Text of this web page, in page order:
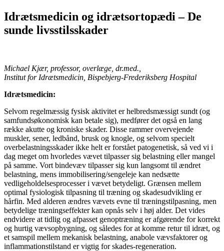
Idrætsmedicin og idrætsortopædi – De
sunde livsstilsskader
Michael Kjær, professor, overlæge, dr.med.,
Institut for Idrætsmedicin, Bispebjerg-Frederiksberg Hospital
Idrætsmedicin:
Selvom regelmæssig fysisk aktivitet er helbredsmæssigt sundt (og
samfundsøkonomisk kan betale sig), medfører det også en lang
række akutte og kroniske skader. Disse rammer overvejende
muskler, sener, ledbånd, brusk og knogle, og selvom specielt
overbelastningsskader ikke helt er forstået patogenetisk, så ved vi i
dag meget om hvorledes vævet tilpasser sig belastning eller mangel
på samme. Vort bindevæv tilpasser sig kun langsomt til ændret
belastning, mens immobilisering/sengeleje kan nedsætte
vedligeholdelsesprocesser i vævet betydeligt. Grænsen mellem
optimal fysiologisk tilpasning til træning og skadesudvikling er
hårfin. Med alderen ændres vævets evne til træningstilpasning, men
betydelige træningseffekter kan opnås selv i høj alder. Det vides
endvidere at tidlig og afpasset genoptræning er afgørende for korrekt
og hurtig vævsopbygning, og således for at komme retur til idræt, og
et samspil mellem mekanisk belastning, anabole vævsfaktorer og
inflammationstilstand er vigtig for skades-regeneration.